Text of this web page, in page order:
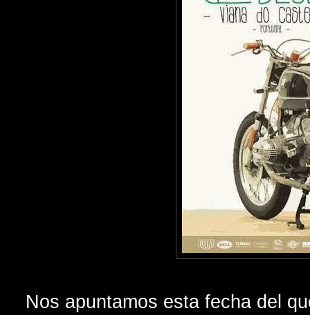
Nos apuntamos esta fecha del